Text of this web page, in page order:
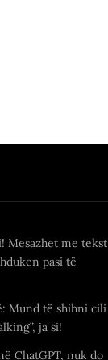
Mesazhet me tekst
pasi të
Mund të shihni cili
ja si!
ChatGPT, nuk do